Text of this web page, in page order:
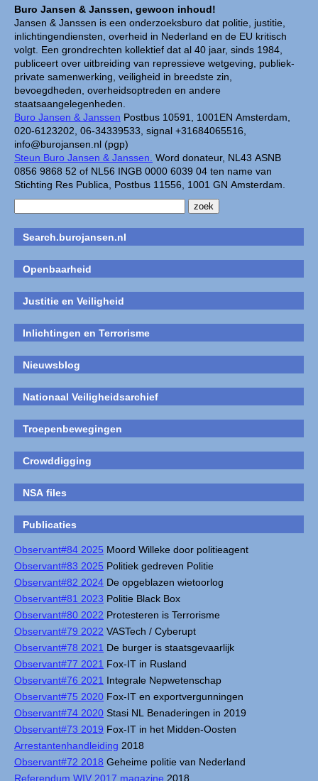
Buro Jansen & Janssen, gewoon inhoud!
Jansen & Janssen is een onderzoeksburo dat politie, justitie,
inlichtingendiensten, overheid in Nederland en de EU kritisch
volgt. Een grondrechten kollektief dat al 40 jaar, sinds 1984,
publiceert over uitbreiding van repressieve wetgeving, publiek-
private samenwerking, veiligheid in breedste zin,
bevoegdheden, overheidsoptreden en andere
staatsaangelegenheden.
Buro Jansen & Janssen Postbus 10591, 1001EN Amsterdam,
020-6123202, 06-34339533, signal +31684065516,
info@burojansen.nl (pgp)
Steun Buro Jansen & Janssen. Word donateur, NL43 ASNB
0856 9868 52 of NL56 INGB 0000 6039 04 ten name van
Stichting Res Publica, Postbus 11556, 1001 GN Amsterdam.
Search.burojansen.nl
Openbaarheid
Justitie en Veiligheid
Inlichtingen en Terrorisme
Nieuwsblog
Nationaal Veiligheidsarchief
Troepenbewegingen
Crowddigging
NSA files
Publicaties
Observant#84 2025 Moord Willeke door politieagent
Observant#83 2025 Politiek gedreven Politie
Observant#82 2024 De opgeblazen wietoorlog
Observant#81 2023 Politie Black Box
Observant#80 2022 Protesteren is Terrorisme
Observant#79 2022 VASTech / Cyberupt
Observant#78 2021 De burger is staatsgevaarlijk
Observant#77 2021 Fox-IT in Rusland
Observant#76 2021 Integrale Nepwetenschap
Observant#75 2020 Fox-IT en exportvergunningen
Observant#74 2020 Stasi NL Benaderingen in 2019
Observant#73 2019 Fox-IT in het Midden-Oosten
Arrestantenhandleiding 2018
Observant#72 2018 Geheime politie van Nederland
Referendum WIV 2017 magazine 2018